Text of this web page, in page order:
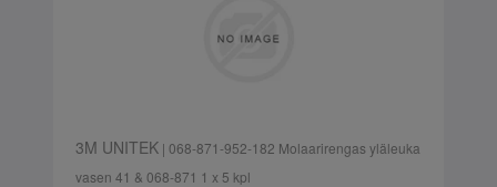
3M UNITEK| 068-871-952-182 Molaarirengas yläleuka
vasen 41 & 068-871 1 x 5 kpl